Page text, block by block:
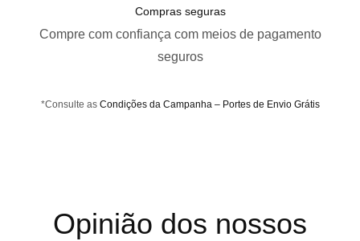
Compras seguras
Compre com confiança com meios de pagamento
seguros
*Consulte as Condições da Campanha – Portes de Envio Grátis
Opinião dos nossos